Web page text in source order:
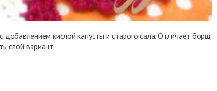
кислой капусты и старого сала. Отличает борщ
свой вариант.